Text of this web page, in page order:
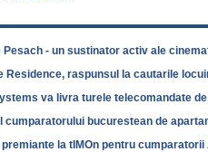
Pesach - un sustinator activ ale
Residence, raspunsul la cautarile
va livra turele telecomandate
cumparatorului bucurestean de
la tIMOn pentru cumparatorii